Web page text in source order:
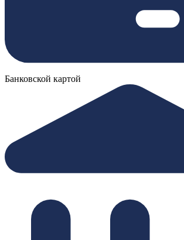
Банковской картой